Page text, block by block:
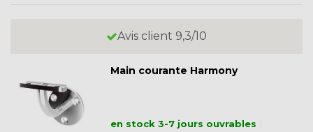
Avis client 9,3/10
Main courante Harmony
en stock 3-7 jours ouvrables